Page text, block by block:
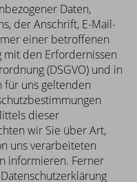
Daten,
der Anschrift, E-Mail-
einer betroffenen
mit den Erfordernissen
(DSGVO) und in
uns geltenden
dieser
wir Sie über Art,
uns verarbeiteten
informieren. Ferner